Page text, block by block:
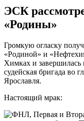
ЭСК
«Родины»
Громкую огласку
«Родиной» и
Химках и
судейская бригада во
Ярославля.
Настоящий мрак: